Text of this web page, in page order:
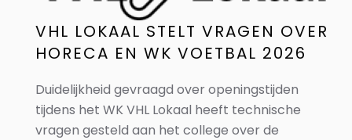
VHL LOKAAL STELT VRAGEN OVER
HORECA EN WK VOETBAL 2026
Duidelijkheid gevraagd over openingstijden
tijdens het WK VHL Lokaal heeft technische
vragen gesteld aan het college over de